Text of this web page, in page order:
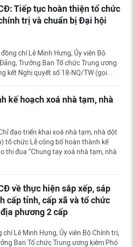
Tiếp tục hoàn thiện tổ chức
trị và chuẩn bị Đại hội
chí Lê Minh Hưng, Ủy viên Bộ
Trưởng Ban Tổ chức Trung ương
kết Nghị quyết số 18-NQ/TW (gọi...
kế hoạch xoá nhà tạm, nhà
đạo triển khai xoá nhà tạm, nhà dột
tổ chức Lễ công bố hoàn thành kế
thi đua “Chung tay xoá nhà tạm, nhà
về thực hiện sắp xếp, sáp
cấp tỉnh, cấp xã và tổ chức
phương 2 cấp
Lê Minh Hưng, Ủy viên Bộ Chính trị,
Ban Tổ chức Trung ương kiêm Phó